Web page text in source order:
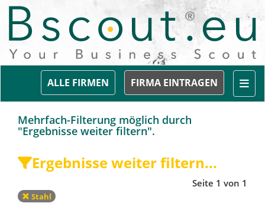
FIRMA EINTRAGEN
ALLE FIRMEN
Mehrfach-Filterung möglich durch
"Ergebnisse weiter filtern".
Ergebnisse weiter filtern...
Seite 1 von 1
Stahl